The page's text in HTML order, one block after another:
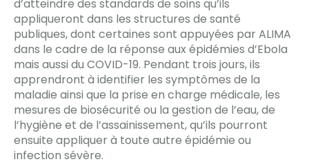
d’atteindre des standards de soins qu’ils
appliqueront dans les structures de santé
publiques, dont certaines sont appuyées par ALIMA
dans le cadre de la réponse aux épidémies d’Ebola
mais aussi du COVID-19. Pendant trois jours, ils
apprendront à identifier les symptômes de la
maladie ainsi que la prise en charge médicale, les
mesures de biosécurité ou la gestion de l’eau, de
l’hygiène et de l’assainissement, qu’ils pourront
ensuite appliquer à toute autre épidémie ou
infection sévère.